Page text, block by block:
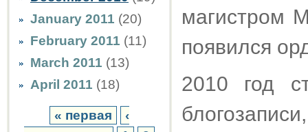
January 2011 (20)
February 2011 (11)
March 2011 (13)
April 2011 (18)
« первая
‹
магистром
появился
2010 год